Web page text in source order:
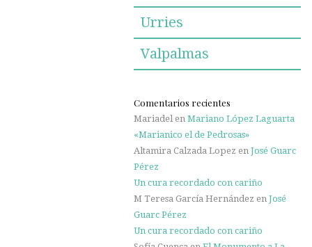
Urries
Valpalmas
Comentarios recientes
Mariadelen Mariano López Laguarta
«Marianico el de Pedrosas»
Altamira Calzada Lopez en José Guarc
Pérez
Un cura recordado con cariño
M Teresa García Hernández en José
Guarc Pérez
Un cura recordado con cariño